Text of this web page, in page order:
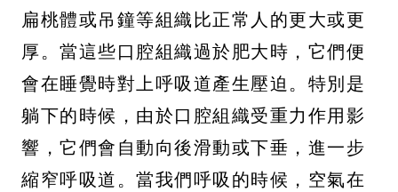
扁桃體或吊鐘等組織比正常人的更大或更
厚。當這些口腔組織過於肥大時，它們便
會在睡覺時對上呼吸道產生壓迫。特別是
躺下的時候，由於口腔組織受重力作用影
響，它們會自動向後滑動或下垂，進一步
縮窄呼吸道。當我們呼吸的時候，空氣在